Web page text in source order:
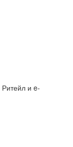
Ритейл и e-